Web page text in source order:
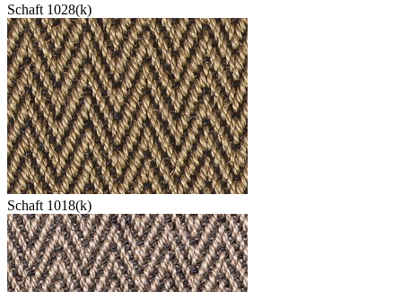
Schaft 1028(k)
Schaft 1018(k)